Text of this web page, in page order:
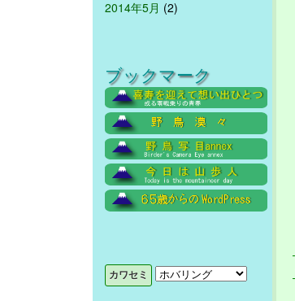
2014年5月 (2)
ブックマーク